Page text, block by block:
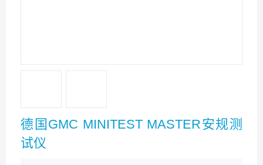
德国GMC MINITEST MASTER安规测
试仪